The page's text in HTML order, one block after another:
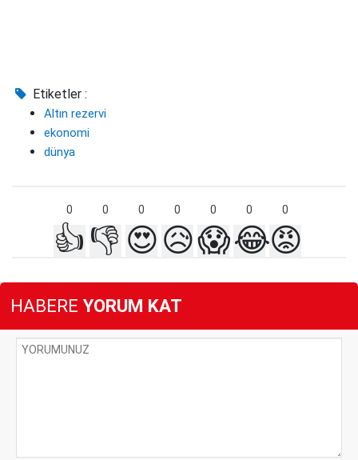
Etiketler :
Altın rezervi
ekonomi
dünya
0 0 0 0 0 0 0
👍 👎 😍😥😱😂😡
HABERE YORUM KAT